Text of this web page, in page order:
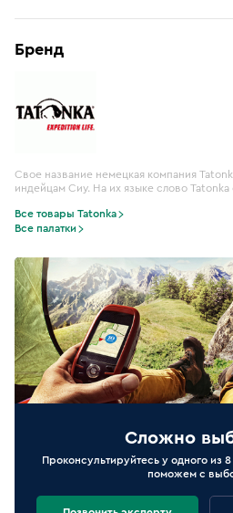
Бренд
Свое название немецкая компания
индейцам Сиу. На их языке слово Tatonka
Все товары Tatonka
Все палатки
Сложно
Проконсультируйтесь у одного из
поможем с